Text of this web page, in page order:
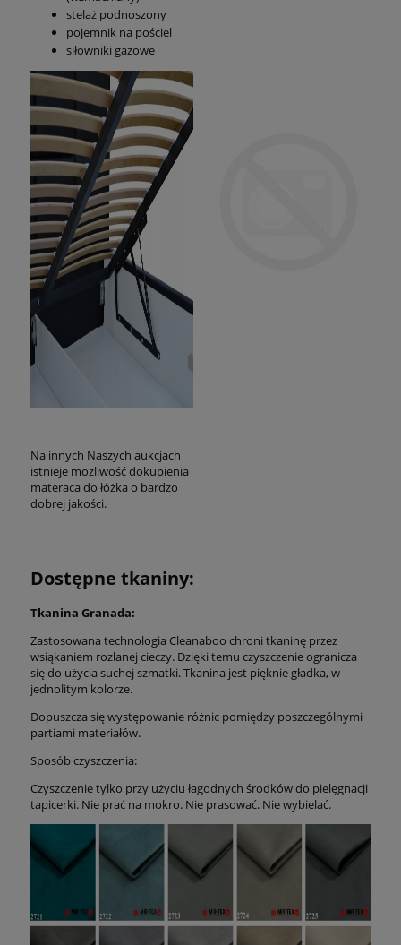
stelaż podnoszony
pojemnik na pościel
siłowniki gazowe
Na innych Naszych aukcjach
istnieje możliwość dokupienia
materaca do łóżka o bardzo
dobrej jakości.
Dostępne tkaniny:
Tkanina Granada:
Zastosowana technologia Cleanaboo chroni tkaninę przez
wsiąkaniem rozlanej cieczy. Dzięki temu czyszczenie ogranicza
się do użycia suchej szmatki. Tkanina jest pięknie gładka, w
jednolitym kolorze.
Dopuszcza się występowanie różnic pomiędzy poszczególnymi
partiami materiałów.
Sposób czyszczenia:
Czyszczenie tylko przy użyciu łagodnych środków do pielęgnacji
tapicerki. Nie prać na mokro. Nie prasować. Nie wybielać.